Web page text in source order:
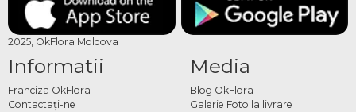
2025, OkFlora Moldova
Informatii
Franciza OkFlora
Contactaţi-ne
Media
Blog OkFlora
Galerie Foto la livrare